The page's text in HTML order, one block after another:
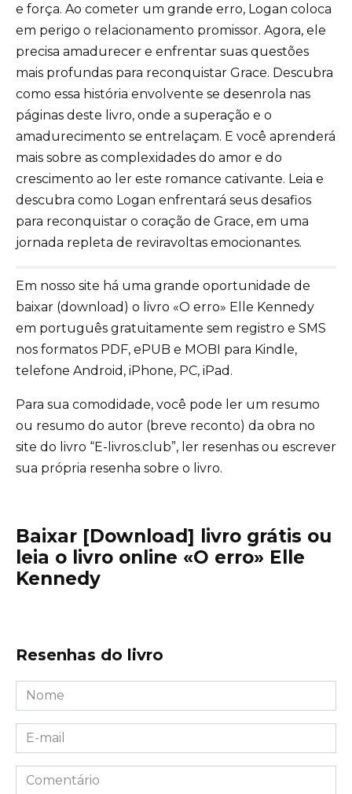
e força. Ao cometer um grande erro, Logan coloca
em perigo o relacionamento promissor. Agora, ele
precisa amadurecer e enfrentar suas questões
mais profundas para reconquistar Grace. Descubra
como essa história envolvente se desenrola nas
páginas deste livro, onde a superação e o
amadurecimento se entrelaçam. E você aprenderá
mais sobre as complexidades do amor e do
crescimento ao ler este romance cativante. Leia e
descubra como Logan enfrentará seus desafios
para reconquistar o coração de Grace, em uma
jornada repleta de reviravoltas emocionantes.
Em nosso site há uma grande oportunidade de
baixar (download) o livro «O erro» Elle Kennedy
em português gratuitamente sem registro e SMS
nos formatos PDF, ePUB e MOBI para Kindle,
telefone Android, iPhone, PC, iPad.
Para sua comodidade, você pode ler um resumo
ou resumo do autor (breve reconto) da obra no
site do livro “E-livros.club”, ler resenhas ou escrever
sua própria resenha sobre o livro.
Baixar [Download] livro grátis ou
leia o livro online «O erro» Elle
Kennedy
Resenhas do livro
Nome
*
E-
mail
*Comentário